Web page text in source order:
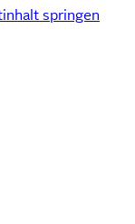
springen